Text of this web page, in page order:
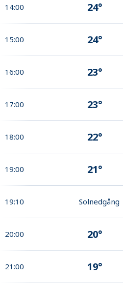
14:00 24°
15:00 24°
16:00 23°
17:00 23°
18:00 22°
19:00 21°
19:10 Solnedgång
20:00 20°
21:00 19°